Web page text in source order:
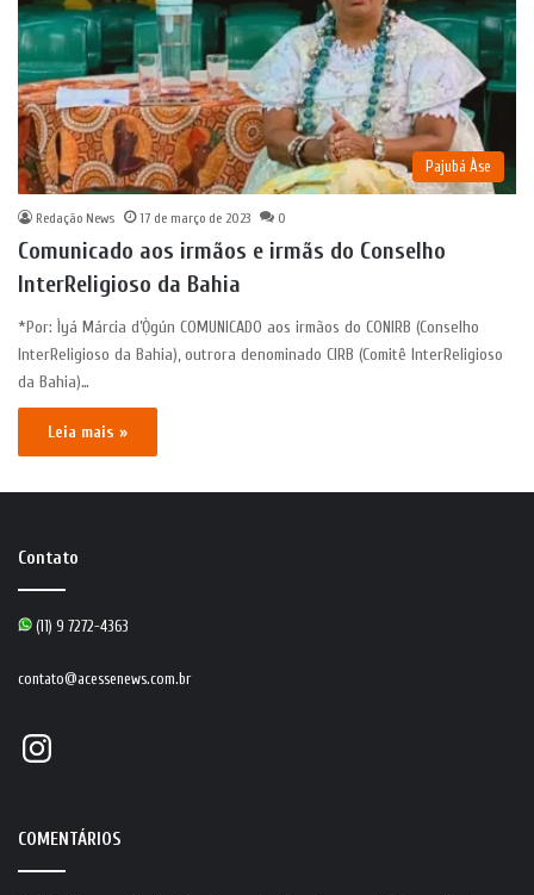
Pajubá Àse
Redação News 17 de março de 2023 0
Comunicado aos irmãos e irmãs do Conselho
InterReligioso da Bahia
*Por: Ìyá Márcia d’Ọ̀gún COMUNICADO aos irmãos do CONIRB (Conselho
InterReligioso da Bahia), outrora denominado CIRB (Comitê InterReligioso
da Bahia)…
Leia mais »
Contato
(11) 9 7272-4363
contato@acessenews.com.br
Instagram
COMENTÁRIOS